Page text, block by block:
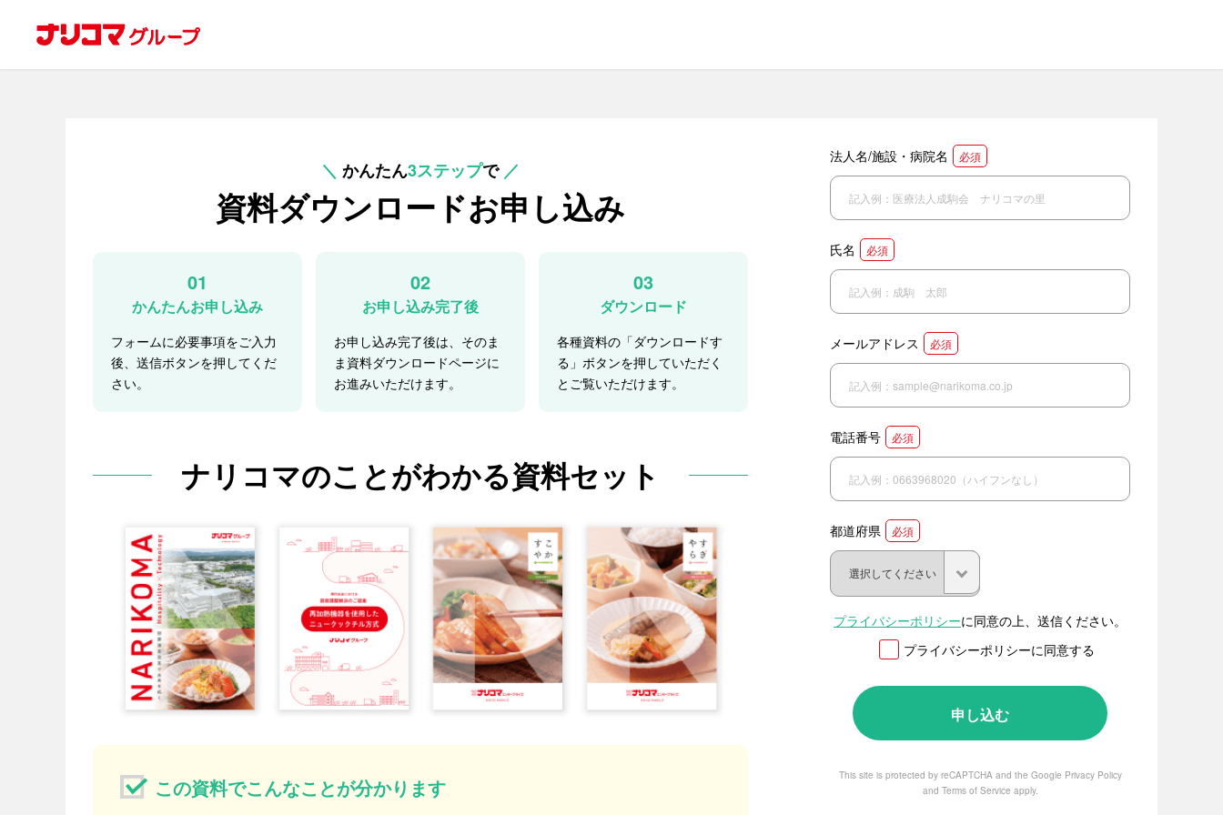
＼ かんたん3ステップで ／
資料ダウンロードお申し込み
01
かんたんお申し込み
フォームに必要事項をご入力
後、送信ボタンを押してくだ
さい。
02
お申し込み完了後
お申し込み完了後は、そのま
ま資料ダウンロードページに
お進みいただけます。
03
ダウンロード
各種資料の「ダウンロードす
る」ボタンを押していただく
とご覧いただけます。
ナリコマのことがわかる資料セット
この資料でこんなことが分かります
法人名/施設・病院名 必須
氏名 必須
メールアドレス 必須
電話番号 必須
都道府県 必須
プライバシーポリシーに同意の上、送信ください。
プライバシーポリシーに同意する
This site is protected by reCAPTCHA and the Google Privacy Policy
and Terms of Service apply.